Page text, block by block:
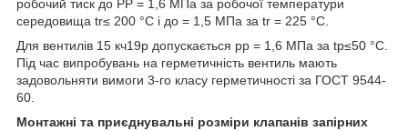
робочий тиск до РР = 1,6 МПа за робочої температури
середовища tr≤ 200 °C і до = 1,5 МПа за tr = 225 °C.
Для вентилів 15 кч19р допускається рр = 1,6 МПа за tp≤50 °C.
Під час випробувань на герметичність вентиль мають
задовольняти вимоги 3-го класу герметичності за ГОСТ 9544-
60.
Монтажні та приєднувальні розміри клапанів запірних